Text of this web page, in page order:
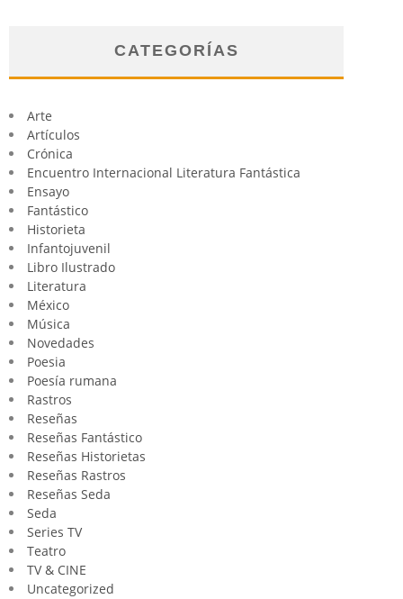
CATEGORÍAS
Arte
Artículos
Crónica
Encuentro Internacional Literatura Fantástica
Ensayo
Fantástico
Historieta
Infantojuvenil
Libro Ilustrado
Literatura
México
Música
Novedades
Poesia
Poesía rumana
Rastros
Reseñas
Reseñas Fantástico
Reseñas Historietas
Reseñas Rastros
Reseñas Seda
Seda
Series TV
Teatro
TV & CINE
Uncategorized